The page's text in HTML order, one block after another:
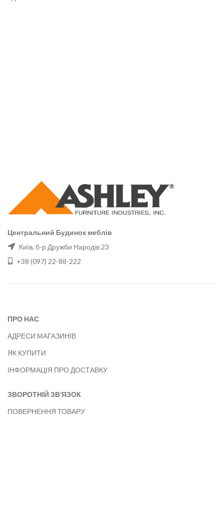
Центральний Будинок меблів
Київ, б-р Дружби Народів 23
+38 (097) 22-88-222
ПРО НАС
АДРЕСИ МАГАЗИНІВ
ЯК КУПИТИ
ІНФОРМАЦІЯ ПРО ДОСТАВКУ
ЗВОРОТНІЙ ЗВ’ЯЗОК
ПОВЕРНЕННЯ ТОВАРУ